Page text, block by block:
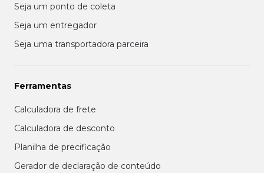
Seja um ponto de coleta
Seja um entregador
Seja uma transportadora parceira
Ferramentas
Calculadora de frete
Calculadora de desconto
Planilha de precificação
Gerador de declaração de conteúdo